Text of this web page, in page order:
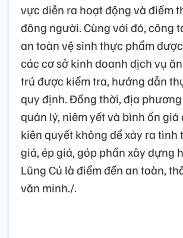
vực diễn ra hoạt động và điểm
đông người. Cùng với đó, công
an toàn vệ sinh thực phẩm
các cơ sở kinh doanh dịch vụ
trú được kiểm tra, hướng dẫn
quy định. Đồng thời, địa
quản lý, niêm yết và bình ổn giá
kiên quyết không để xảy ra tình
giá, ép giá, góp phần xây dựng
Lũng Cú là điểm đến an toàn,
văn minh./.